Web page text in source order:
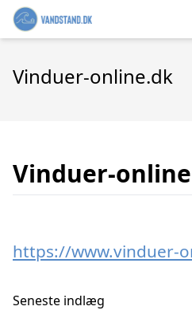
Vinduer-online.dk
Vinduer-
https://www.vinduer-
Seneste indlæg